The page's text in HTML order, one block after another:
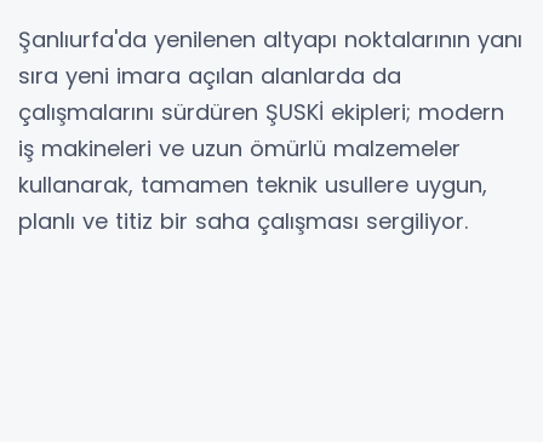
Şanlıurfa'da yenilenen altyapı noktalarının yanı
sıra yeni imara açılan alanlarda da
çalışmalarını sürdüren ŞUSKİ ekipleri; modern
iş makineleri ve uzun ömürlü malzemeler
kullanarak, tamamen teknik usullere uygun,
planlı ve titiz bir saha çalışması sergiliyor.